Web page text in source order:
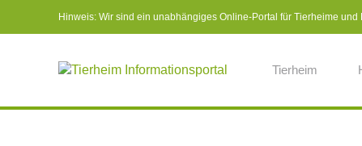
Hinweis: Wir sind ein unabhängiges Online-Portal für Tierheime
Tierheim